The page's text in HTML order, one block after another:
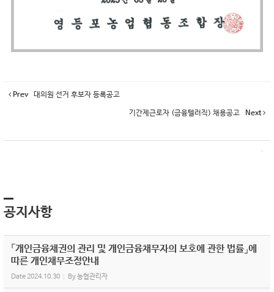
Prev 대의원 선거 후보자 등록공고
기간제근로자 (금융텔러직) 채용공고 Next
공지사항
「개인금융채권의 관리 및 개인금융채무자의 보호에 관한 법률」에
따른 개인채무조정안내
Date2024.10.30 By농협관리자